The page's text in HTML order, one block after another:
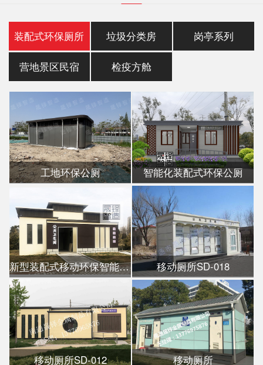
装配式环保厕所 垃圾分类房 岗亭系列
营地景区民宿 检疫方舱
工地环保公厕 智能化装配式环保公厕
新型装配式移动环保智能公厕 移动厕所SD-018
移动厕所SD-012 移动厕所